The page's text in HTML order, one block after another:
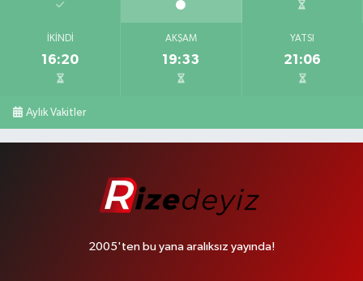
İKINDI
16:20
AKŞAM
19:33
YATSI
21:06
Aylık Vakitler
2005'ten bu yana aralıksız yayında!